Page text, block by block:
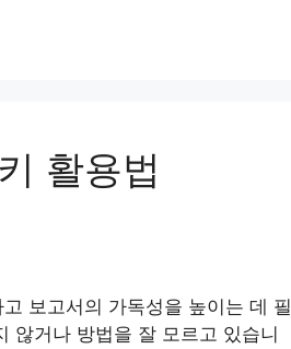
활용법
보고서의 가독성을 높이는 데 필
않거나 방법을 잘 모르고 있습니